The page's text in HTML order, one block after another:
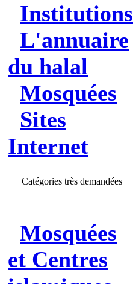
Institutions
L'annuaire
du halal
Mosquées
Sites
Internet
Catégories très demandées
Mosquées
et Centres